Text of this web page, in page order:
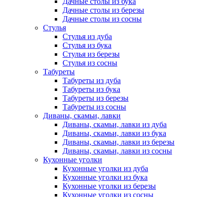
Дачные столы из березы
Дачные столы из сосны
Стулья
Стулья из дуба
Стулья из бука
Стулья из березы
Стулья из сосны
Табуреты
Табуреты из дуба
Табуреты из бука
Табуреты из березы
Табуреты из сосны
Диваны, скамьи, лавки
Диваны, скамьи, лавки из дуба
Диваны, скамьи, лавки из бука
Диваны, скамьи, лавки из березы
Диваны, скамьи, лавки из сосны
Кухонные уголки
Кухонные уголки из дуба
Кухонные уголки из бука
Кухонные уголки из березы
Кухонные уголки из сосны